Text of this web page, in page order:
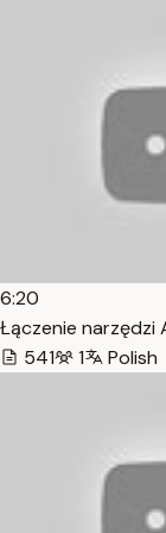
6:20
Łączenie
541
1 Polish